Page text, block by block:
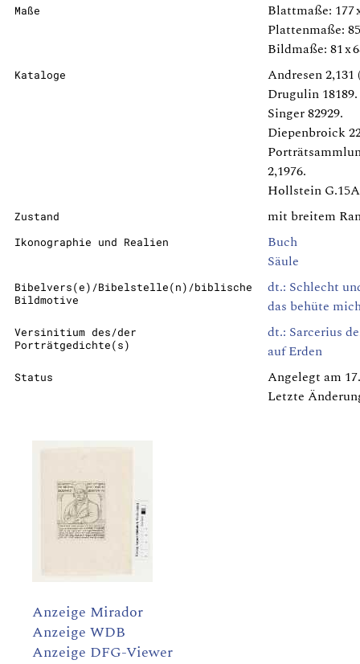
Maße
Blattmaße: 177
Plattenmaße:
Bildmaße: 81 x
Kataloge
Andresen 2,131
Drugulin 18189.
Singer 82929.
Diepenbroick
2,1976.
Hollstein
Zustand mit breitem
Ikonographie und Realien
Buch
Säule
Bibelvers(e)/Bibelstelle(n)/biblische
Bildmotive
dt.: Schlecht
das behüte
Versinitium des/der
Porträtgedichte(s)
dt.: Sarcerius
auf Erden
Status
Angelegt am
Letzte
Anzeige Mirador
Anzeige WDB
Anzeige DFG-Viewer